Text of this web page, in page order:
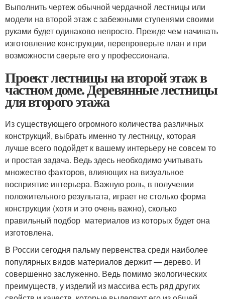
Выполнить чертеж обычной чердачной лестницы или
модели на второй этаж с забежными ступенями своими
руками будет одинаково непросто. Прежде чем начинать
изготовление конструкции, перепроверьте план и при
возможности сверьте его у профессионала.
Проект лестницы на второй этаж в
частном доме. Деревянные лестницы
для второго этажа
Из существующего огромного количества различных
конструкций, выбрать именно ту лестницу, которая
лучше всего подойдет к вашему интерьеру не совсем то
и простая задача. Ведь здесь необходимо учитывать
множество факторов, влияющих на визуальное
восприятие интерьера. Важную роль, в получении
положительного результата, играет не столько форма
конструкции (хотя и это очень важно), сколько
правильный подбор материалов из которых будет она
изготовлена.
В России сегодня пальму первенства среди наиболее
популярных видов материалов держит — дерево. И
совершенно заслуженно. Ведь помимо экологических
преимуществ, у изделий из массива есть ряд других